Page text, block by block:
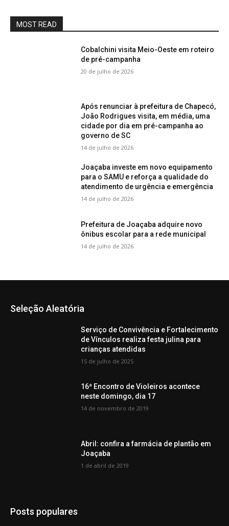
MOST READ
Cobalchini visita Meio-Oeste em roteiro
de pré-campanha
20 de julho de 2026
Após renunciar à prefeitura de Chapecó,
João Rodrigues visita, em média, uma
cidade por dia em pré-campanha ao
governo de SC
14 de julho de 2026
Joaçaba investe em novo equipamento
para o SAMU e reforça a qualidade do
atendimento de urgência e emergência
14 de julho de 2026
Prefeitura de Joaçaba adquire novo
ônibus escolar para a rede municipal
14 de julho de 2026
Seleção Aleatória
Serviço de Convivência e Fortalecimento
de Vínculos realiza festa julina para
crianças atendidas
15 de julho de 2025
16ª Encontro de Violeiros acontece
neste domingo, dia 17
14 de novembro de 2019
Abril: confira a farmácia de plantão em
Joaçaba
1 de abril de 2019
Posts populares